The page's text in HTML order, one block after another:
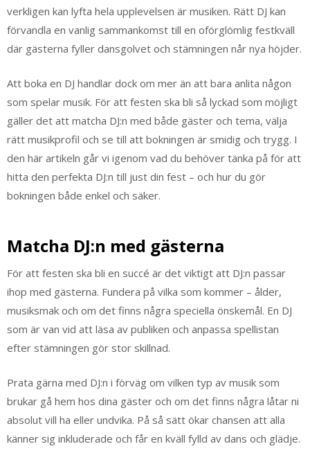
verkligen kan lyfta hela upplevelsen är musiken. Rätt DJ kan
förvandla en vanlig sammankomst till en oförglömlig festkväll
där gästerna fyller dansgolvet och stämningen når nya höjder.
Att boka en DJ handlar dock om mer än att bara anlita någon
som spelar musik. För att festen ska bli så lyckad som möjligt
gäller det att matcha DJ:n med både gäster och tema, välja
rätt musikprofil och se till att bokningen är smidig och trygg. I
den här artikeln går vi igenom vad du behöver tänka på för att
hitta den perfekta DJ:n till just din fest – och hur du gör
bokningen både enkel och säker.
Matcha DJ:n med gästerna
För att festen ska bli en succé är det viktigt att DJ:n passar
ihop med gästerna. Fundera på vilka som kommer – ålder,
musiksmak och om det finns några speciella önskemål. En DJ
som är van vid att läsa av publiken och anpassa spellistan
efter stämningen gör stor skillnad.
Prata gärna med DJ:n i förväg om vilken typ av musik som
brukar gå hem hos dina gäster och om det finns några låtar ni
absolut vill ha eller undvika. På så sätt ökar chansen att alla
känner sig inkluderade och får en kväll fylld av dans och glädje.